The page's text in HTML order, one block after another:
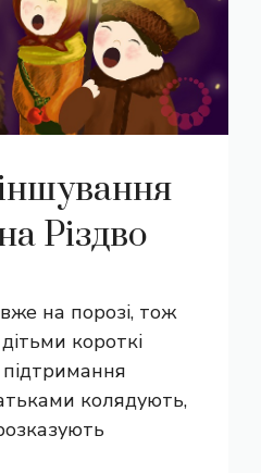
Різдво
на порозі, тож
короткі
колядують,